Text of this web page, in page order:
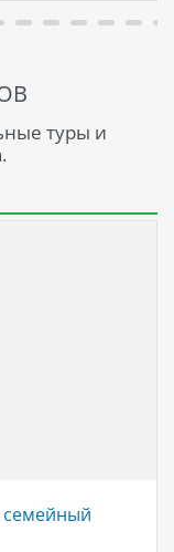
туры и